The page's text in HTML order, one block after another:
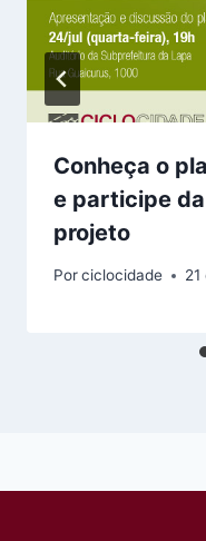
Conheça o
e participe
projeto
Porciclocidade